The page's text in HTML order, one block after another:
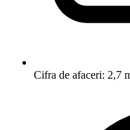
Cifra de afaceri: